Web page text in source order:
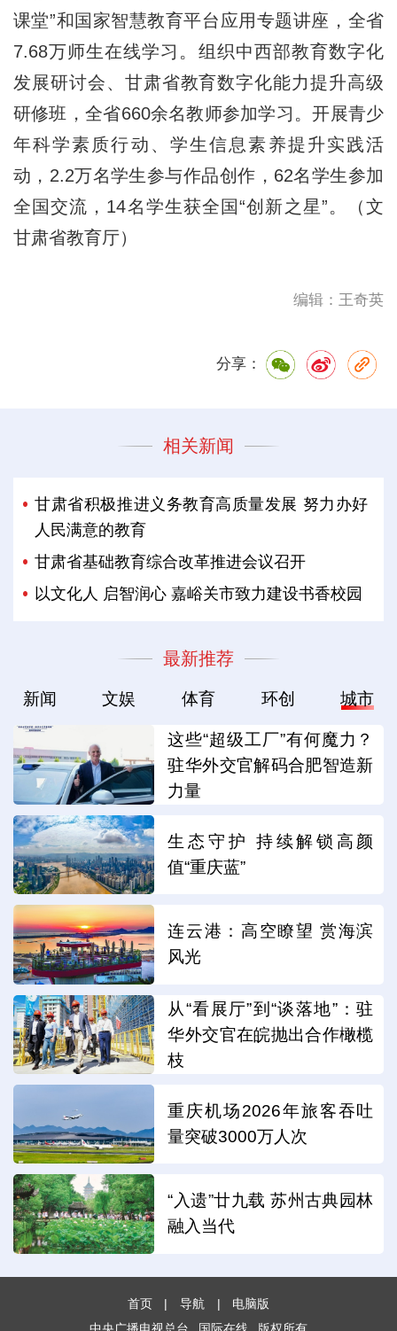
课堂”和国家智慧教育平台应用专题讲座，全省
7.68万师生在线学习。组织中西部教育数字化
发展研讨会、甘肃省教育数字化能力提升高级
研修班，全省660余名教师参加学习。开展青少
年科学素质行动、学生信息素养提升实践活
动，2.2万名学生参与作品创作，62名学生参加
全国交流，14名学生获全国“创新之星”。（文
甘肃省教育厅）
编辑：王奇英
分享：
相关新闻
甘肃省积极推进义务教育高质量发展 努力办好
人民满意的教育
甘肃省基础教育综合改革推进会议召开
以文化人 启智润心 嘉峪关市致力建设书香校园
最新推荐
新闻 文娱 体育 环创 城市
这些“超级工厂”有何魔力？
驻华外交官解码合肥智造新
力量
生态守护 持续解锁高颜
值“重庆蓝”
连云港：高空瞭望 赏海滨
风光
从“看展厅”到“谈落地”：驻
华外交官在皖抛出合作橄榄
枝
重庆机场2026年旅客吞吐
量突破3000万人次
“入遗”廿九载 苏州古典园林
融入当代
首页 | 导航 |
电脑版